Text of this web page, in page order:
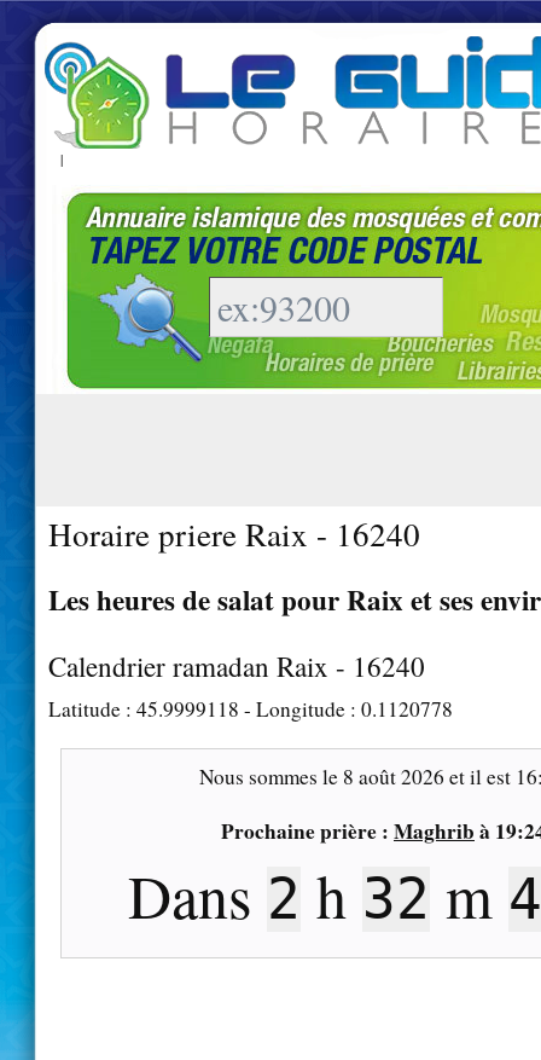
|
Horaire priere Raix - 16240
Les heures de salat pour Raix et ses
Calendrier ramadan Raix - 16240
Latitude : 45.9999118 - Longitude : 0.1120778
Nous sommes le 8 août 2026 et il est
Prochaine prière : Maghrib à
Dans 2 h 32 m